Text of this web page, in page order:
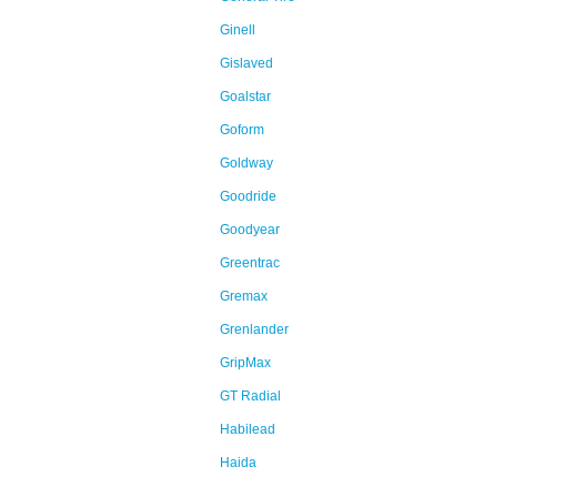
Ginell
Gislaved
Goalstar
Goform
Goldway
Goodride
Goodyear
Greentrac
Gremax
Grenlander
GripMax
GT Radial
Habilead
Haida